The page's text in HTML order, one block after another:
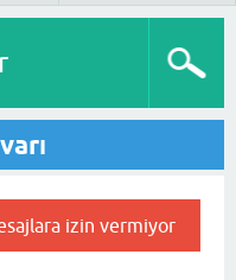
izin vermiyor